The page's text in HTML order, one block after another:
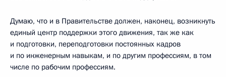
Думаю, что и в Правительстве должен, наконец, возникнуть
единый центр поддержки этого движения, так же как
и подготовки, переподготовки постоянных кадров
и по инженерным навыкам, и по другим профессиям, в том
числе по рабочим профессиям.